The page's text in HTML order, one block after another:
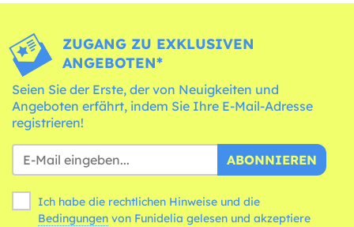
ZUGANG ZU EXKLUSIVEN
ANGEBOTEN*
Seien Sie der Erste, der von Neuigkeiten und
Angeboten erfährt, indem Sie Ihre E-Mail-Adresse
registrieren!
ABONNIEREN
Ich habe die rechtlichen Hinweise und die
Bedingungen